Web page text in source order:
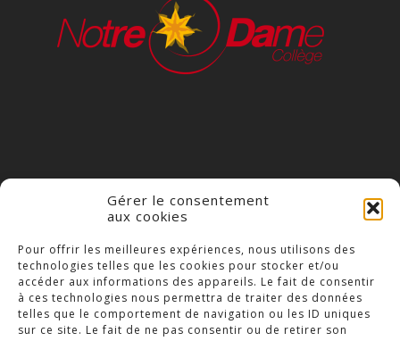
Gérer le consentement
aux cookies
Pour offrir les meilleures expériences, nous utilisons des
technologies telles que les cookies pour stocker et/ou
accéder aux informations des appareils. Le fait de consentir
à ces technologies nous permettra de traiter des données
telles que le comportement de navigation ou les ID uniques
sur ce site. Le fait de ne pas consentir ou de retirer son
COLLÈGE NOTRE DAME
23 Place Saint-Jean,
79300 Bressuire
Téléphone : 05 49 74 46 20